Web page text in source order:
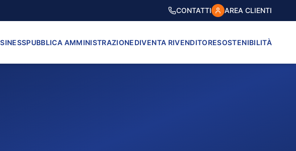
CONTATTI AREA CLIENTI
PUBBLICA AMMINISTRAZIONEDIVENTA RIVENDITORESOSTENIBILITÀ